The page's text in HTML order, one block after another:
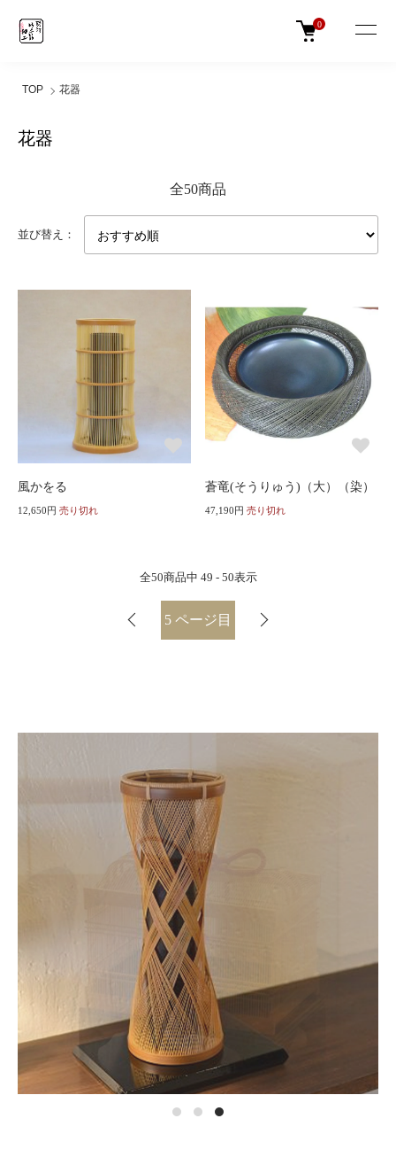
0
TOP 花器
花器
全50商品
並び替え：
風かをる
12,650円 売り切れ
蒼竜(そうりゅう)（大）（染）
47,190円 売り切れ
全50商品中 49 - 50表示
5 ページ目